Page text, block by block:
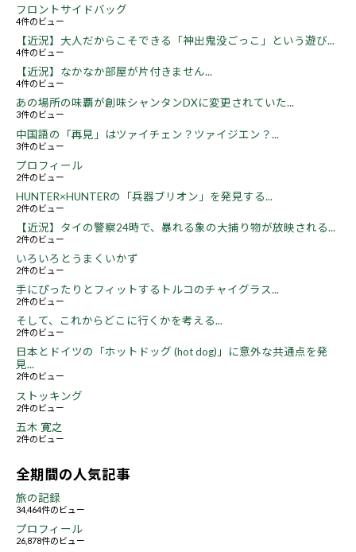
フロントサイドバッグ
4件のビュー
【近況】大人だからこそできる「神出鬼没ごっこ」という遊び...
4件のビュー
【近況】なかなか部屋が片付きません...
4件のビュー
あの場所の味覇が創味シャンタンDXに変更されていた...
3件のビュー
中国語の「再見」はツァイチェン？ツァイジエン？...
3件のビュー
プロフィール
2件のビュー
HUNTER×HUNTERの「兵器ブリオン」を発見する...
2件のビュー
【近況】タイの警察24時で、暴れる象の大捕り物が放映される...
2件のビュー
いろいろとうまくいかず
2件のビュー
手にぴったりとフィットするトルコのチャイグラス...
2件のビュー
そして、これからどこに行くかを考える...
2件のビュー
日本とドイツの「ホットドッグ (hot dog)」に意外な共通点を発
見...
2件のビュー
ストッキング
2件のビュー
五木 寛之
2件のビュー
全期間の人気記事
旅の記録
34,464件のビュー
プロフィール
26,878件のビュー